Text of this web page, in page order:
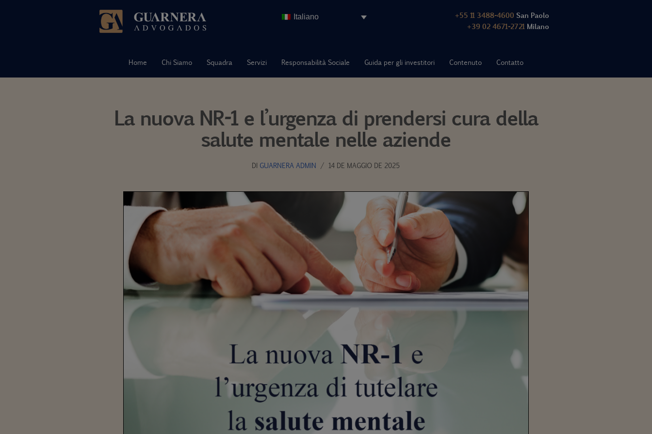
Italiano +55 11 3488-4600 San Paolo
+39 02 4671-2721 Milano
Home Chi Siamo Squadra Servizi Responsabilità Sociale Guida per gli investitori Contenuto Contatto
La nuova NR-1 e l’urgenza di prendersi cura della
salute mentale nelle aziende
DI GUARNERA ADMIN 14 DE MAGGIO DE 2025